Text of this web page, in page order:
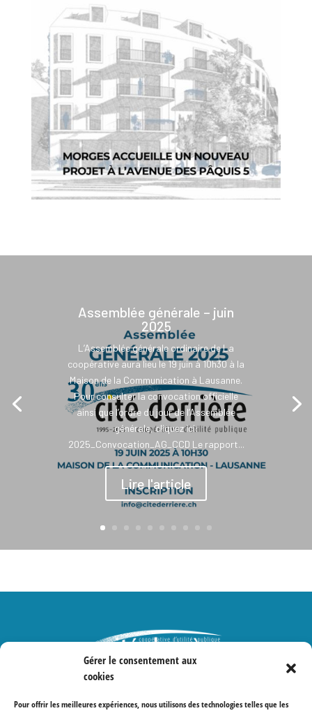
Gérer le consentement aux
cookies
Pour offrir les meilleures expériences, nous utilisons des technologies telles que les
Assemblée générale – juin
2025
L’Assemblée générale ordinaire de La
coopérative aura lieu le 19 juin à 10h30 à la
Maison de la Communication à Lausanne.
Pour consulter la convocation officielle
ainsi que l’ordre du jour de l’Assemblée
générale, cliquez ici:
2025_Convocation_AG_CCD Le rapport...
Lire l'article